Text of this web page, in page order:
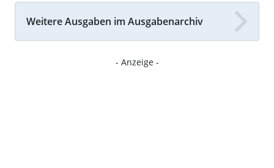
Weitere Ausgaben im Ausgabenarchiv
- Anzeige -